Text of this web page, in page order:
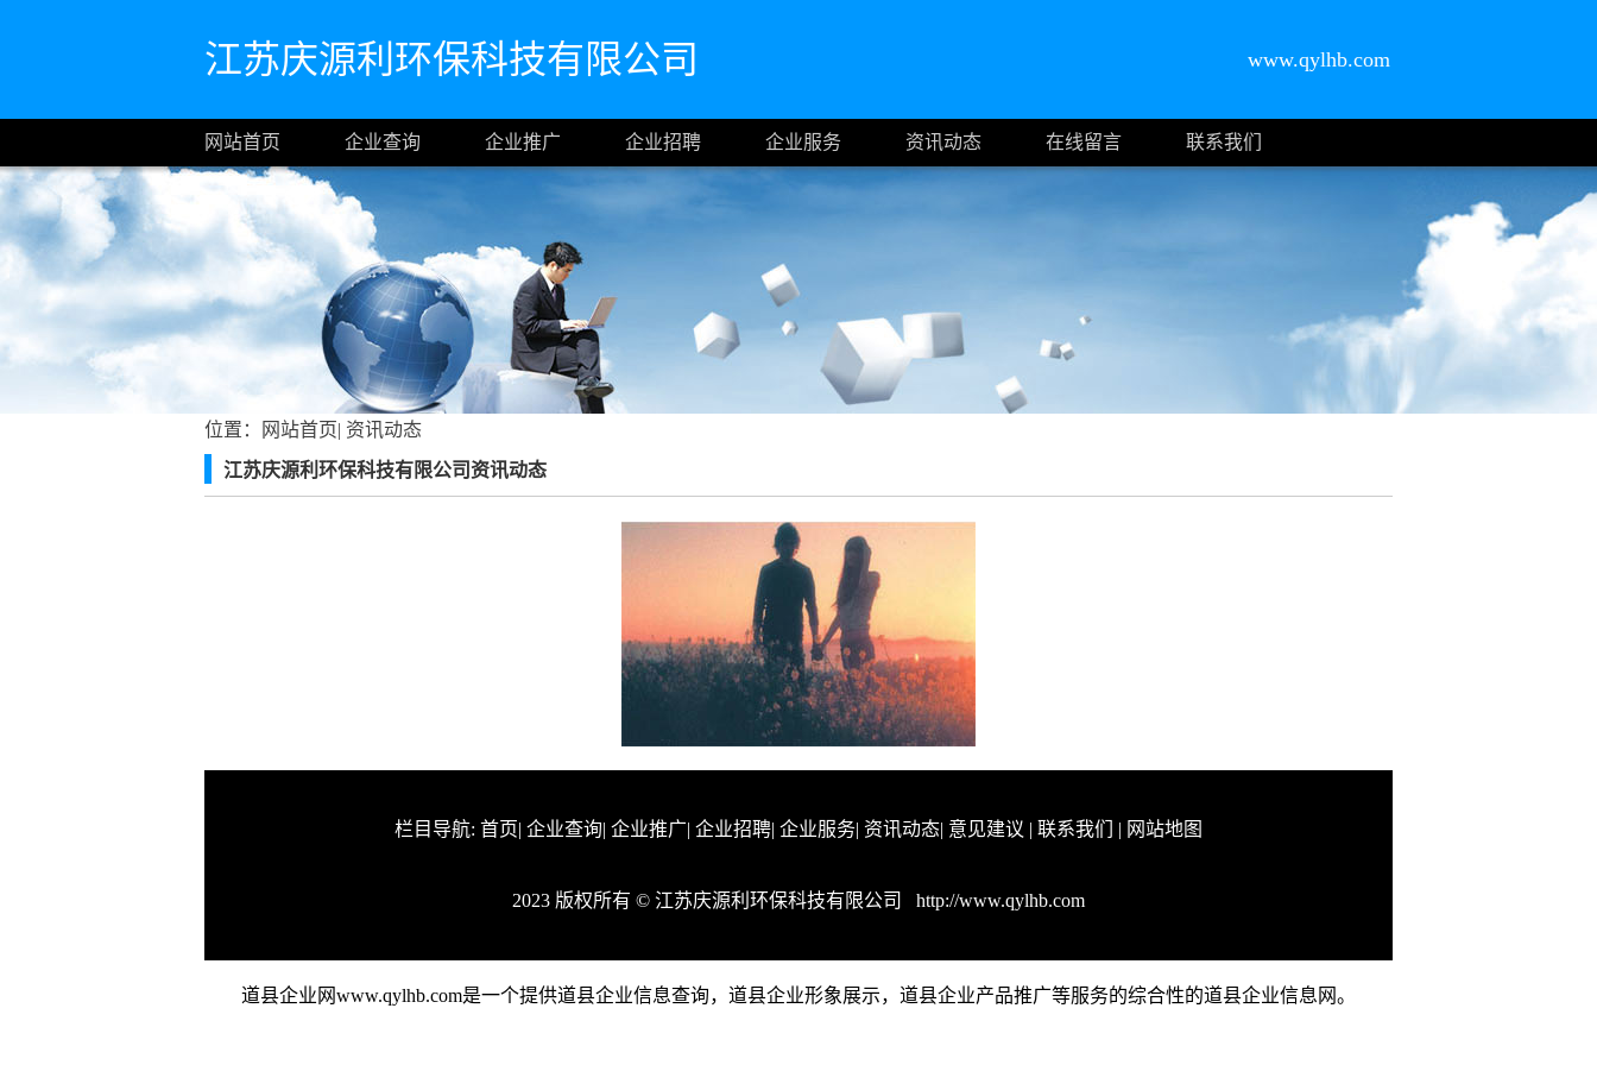
江苏庆源利环保科技有限公司 www.qylhb.com
网站首页 企业查询 企业推广 企业招聘 企业服务 资讯动态 在线留言 联系我们
位置： 网站首页| 资讯动态
江苏庆源利环保科技有限公司资讯动态
栏目导航: 首页| 企业查询| 企业推广| 企业招聘| 企业服务| 资讯动态| 意见建议 | 联系我们 | 网站地图
2023 版权所有 © 江苏庆源利环保科技有限公司 http://www.qylhb.com
道县企业网www.qylhb.com是一个提供道县企业信息查询，道县企业形象展示，道县企业产品推广等服务的综合性的道县企业信息网。